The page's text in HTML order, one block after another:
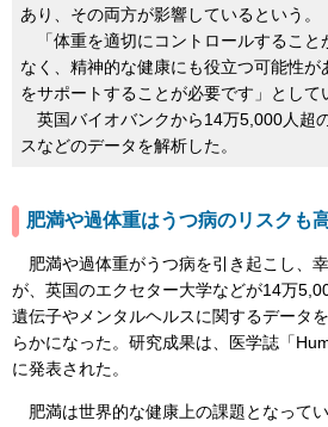
あり、その両方が影響しているという。
「体重を適切にコントロールすること
なく、精神的な健康にも役立つ可能性が
をサポートすることが必要です」として
英国バイオバンクから14万5,000人超
スなどのデータを解析した。
肥満や過体重はうつ病のリスクも
肥満や過体重がうつ病を引き起こし、
が、英国のエクセター大学などが14万
遺伝子やメンタルヘルスに関するデータ
らかになった。研究成果は、医学誌「
に発表された。
肥満は世界的な健康上の課題となって